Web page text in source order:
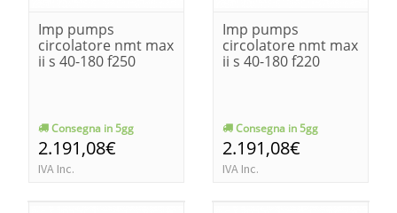
Imp pumps
circolatore nmt max
ii s 40-180 f250
Consegna in 5gg
2.191,08€
IVA Inc.
Imp pumps
circolatore nmt max
ii s 40-180 f220
Consegna in 5gg
2.191,08€
IVA Inc.